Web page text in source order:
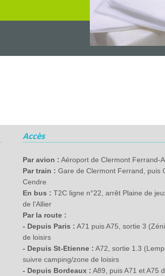
Accès
Par avion : Aéroport de Clermont Ferrand-
Par train : Gare de Clermont Ferrand, puis
Cendre
En bus : T2C ligne n°22, arrêt Plaine de
de l'Allier
Par la route :
- Depuis Paris : A71 puis A75, sortie 3
de loisirs
- Depuis St-Etienne : A72, sortie 1.3
suivre camping/zone de loisirs
- Depuis Bordeaux : A89, puis A71 et A75